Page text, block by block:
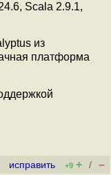
Scala 2.9.1,
из
платформа
исправить +9 + / –